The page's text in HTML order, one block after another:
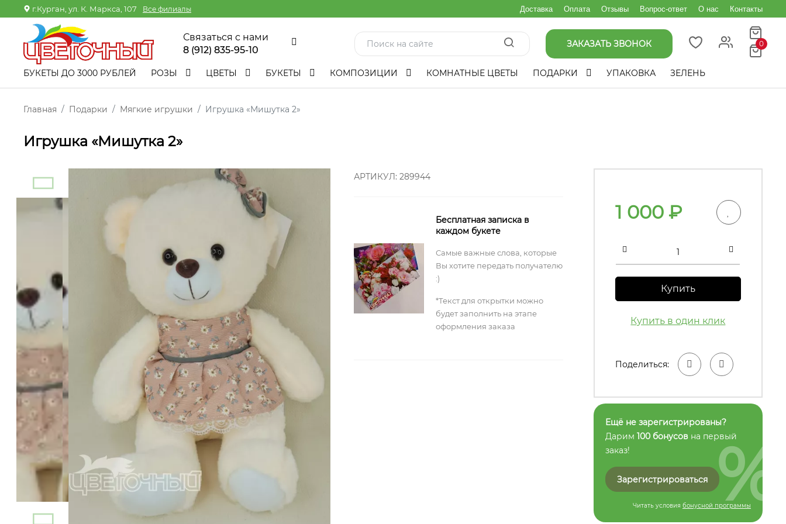
г.Курган, ул. К. Маркса, 107 Все филиалы Доставка Оплата Отзывы Вопрос-ответ О нас Контакты
Связаться с нами
8 (912) 835-95-10
ЗАКАЗАТЬ ЗВОНОК 0
БУКЕТЫ ДО 3000 РУБЛЕЙ РОЗЫ ЦВЕТЫ БУКЕТЫ КОМПОЗИЦИИ КОМНАТНЫЕ ЦВЕТЫ ПОДАРКИ УПАКОВКА ЗЕЛЕНЬ
Главная Подарки Мягкие игрушки Игрушка «Мишутка 2»
Игрушка «Мишутка 2»
АРТИКУЛ: 289944
Бесплатная записка в
каждом букете
Самые важные слова, которые
Вы хотите передать получателю
:)
*Текст для открытки можно
будет заполнить на этапе
оформления заказа
1 000₽
Купить
Купить в один клик
Поделиться:
Ещё не зарегистрированы?
Дарим 100 бонусов на первый
заказ!
Зарегистрироваться
Читать условия бонусной программы
%